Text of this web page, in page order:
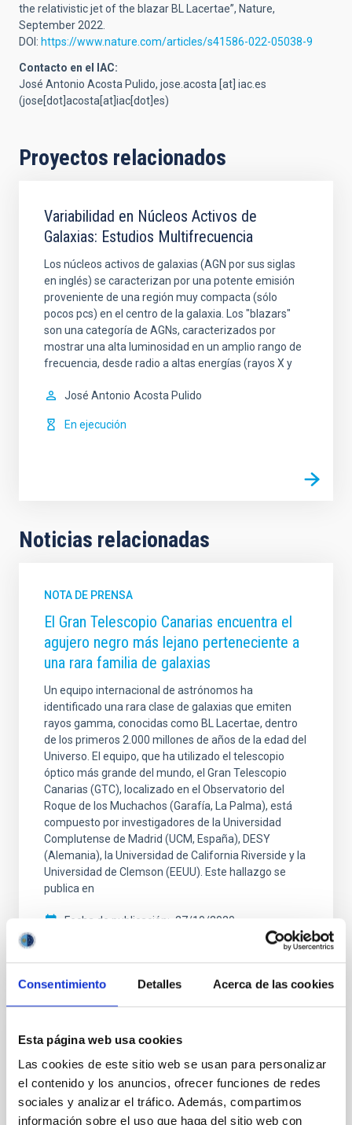
Consentimiento Detalles Acerca de las cookies
Esta página web usa cookies
Las cookies de este sitio web se usan para personalizar
el contenido y los anuncios, ofrecer funciones de redes
sociales y analizar el tráfico. Además, compartimos
información sobre el uso que haga del sitio web con
the relativistic jet of the blazar BL Lacertae”, Nature,
September 2022.
DOI: https://www.nature.com/articles/s41586-022-05038-9
Contacto en el IAC:
José Antonio Acosta Pulido, jose.acosta [at] iac.es
(jose[dot]acosta[at]iac[dot]es)
Proyectos relacionados
Variabilidad en Núcleos Activos de
Galaxias: Estudios Multifrecuencia
Los núcleos activos de galaxias (AGN por sus siglas
en inglés) se caracterizan por una potente emisión
proveniente de una región muy compacta (sólo
pocos pcs) en el centro de la galaxia. Los "blazars"
son una categoría de AGNs, caracterizados por
mostrar una alta luminosidad en un amplio rango de
frecuencia, desde radio a altas energías (rayos X y
José Antonio Acosta Pulido
En ejecución
Noticias relacionadas
NOTA DE PRENSA
El Gran Telescopio Canarias encuentra el
agujero negro más lejano perteneciente a
una rara familia de galaxias
Un equipo internacional de astrónomos ha
identificado una rara clase de galaxias que emiten
rayos gamma, conocidas como BL Lacertae, dentro
de los primeros 2.000 millones de años de la edad del
Universo. El equipo, que ha utilizado el telescopio
óptico más grande del mundo, el Gran Telescopio
Canarias (GTC), localizado en el Observatorio del
Roque de los Muchachos (Garafía, La Palma), está
compuesto por investigadores de la Universidad
Complutense de Madrid (UCM, España), DESY
(Alemania), la Universidad de California Riverside y la
Universidad de Clemson (EEUU). Este hallazgo se
publica en
Fecha de publicación 27/10/2020
NOTA DE PRENSA
Telescopios de La Palma participan en el
hallazgo de un joven blázar resultado de la
fusión de dos galaxias